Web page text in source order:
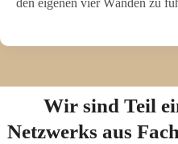
den eigenen vier Wänden zu
Wir sind Teil
Netzwerks aus